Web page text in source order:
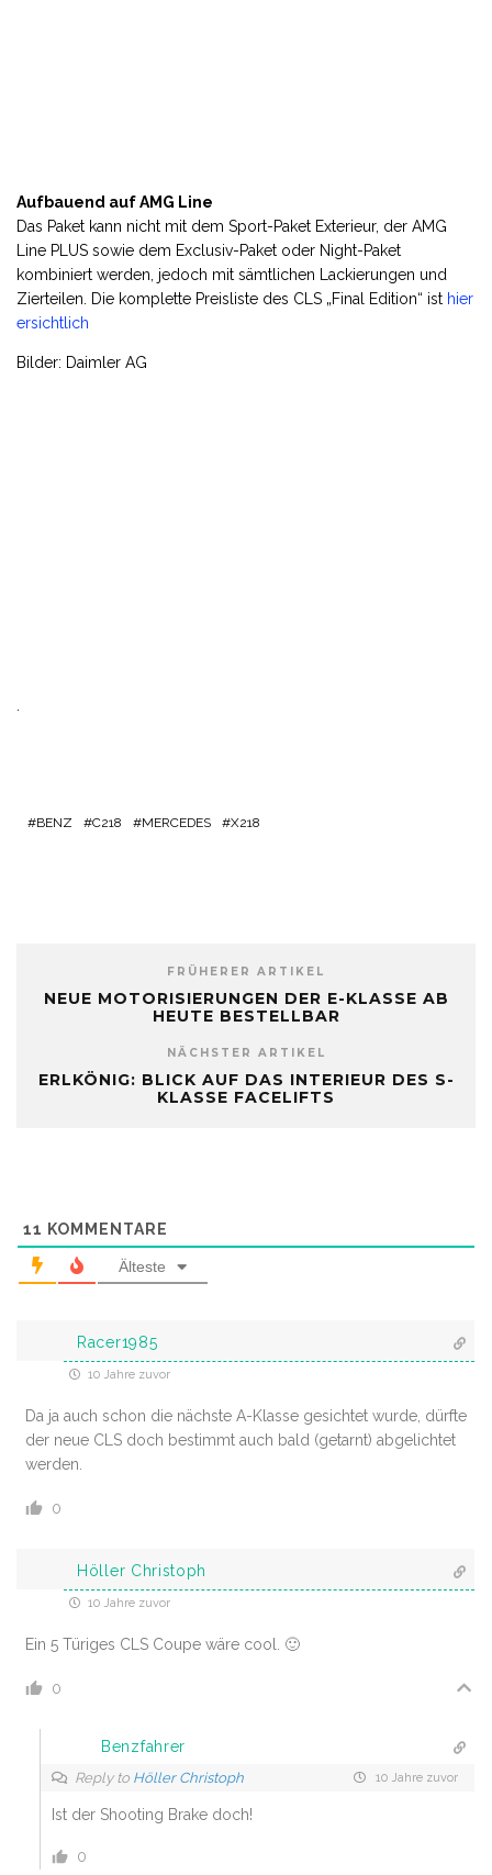
Aufbauend auf AMG Line
Das Paket kann nicht mit dem Sport-Paket Exterieur, der AMG
Line PLUS sowie dem Exclusiv-Paket oder Night-Paket
kombiniert werden, jedoch mit sämtlichen Lackierungen und
Zierteilen. Die komplette Preisliste des CLS „Final Edition“ ist hier
ersichtlich
Bilder: Daimler AG
BENZ C218 MERCEDES X218
FRÜHERER ARTIKEL
NEUE MOTORISIERUNGEN DER E-KLASSE AB
HEUTE BESTELLBAR
NÄCHSTER ARTIKEL
ERLKÖNIG: BLICK AUF DAS INTERIEUR DES S-
KLASSE FACELIFTS
11 KOMMENTARE
Älteste
Racer1985
10 Jahre zuvor
Da ja auch schon die nächste A-Klasse gesichtet wurde, dürfte
der neue CLS doch bestimmt auch bald (getarnt) abgelichtet
werden.
0
Höller Christoph
10 Jahre zuvor
Ein 5 Türiges CLS Coupe wäre cool. 🙂
0
Benzfahrer
Reply to Höller Christoph 10 Jahre zuvor
Ist der Shooting Brake doch!
0